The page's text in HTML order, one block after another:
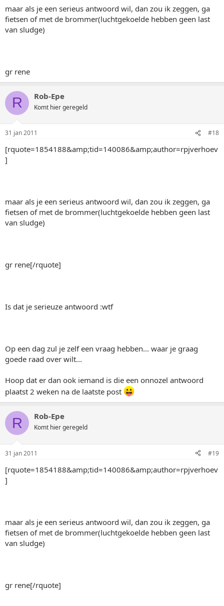
maar als je een serieus antwoord wil, dan zou ik zeggen, ga
fietsen of met de brommer(luchtgekoelde hebben geen last
van sludge)
gr rene
R Rob-Epe
Komt hier geregeld
31 jan 2011 #18
[rquote=1854188&amp;tid=140086&amp;author=rpjverhoev
]
maar als je een serieus antwoord wil, dan zou ik zeggen, ga
fietsen of met de brommer(luchtgekoelde hebben geen last
van sludge)
gr rene[/rquote]
Is dat je serieuze antwoord :wtf
Op een dag zul je zelf een vraag hebben... waar je graag
goede raad over wilt...
Hoop dat er dan ook iemand is die een onnozel antwoord
plaatst 2 weken na de laatste post
R Rob-Epe
Komt hier geregeld
31 jan 2011 #19
[rquote=1854188&amp;tid=140086&amp;author=rpjverhoev
]
maar als je een serieus antwoord wil, dan zou ik zeggen, ga
fietsen of met de brommer(luchtgekoelde hebben geen last
van sludge)
gr rene[/rquote]